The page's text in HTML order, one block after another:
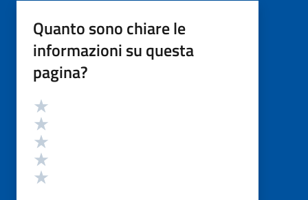
Quanto sono chiare le
informazioni su questa
pagina?
Valutazione